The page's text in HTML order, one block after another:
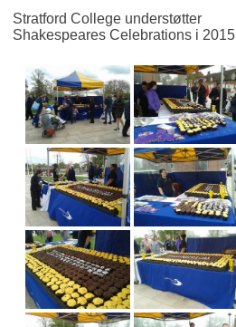
Stratford College understøtter
Shakespeares Celebrations i 2015